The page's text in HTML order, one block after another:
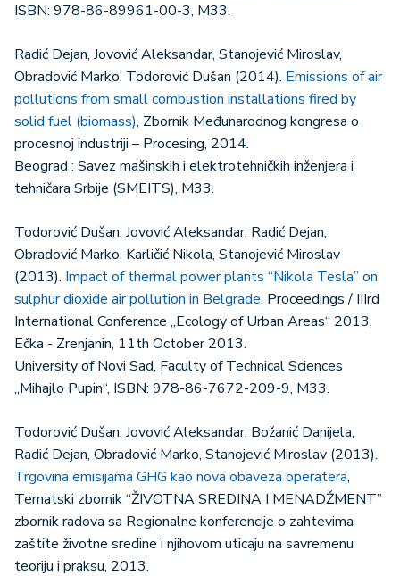
ISBN: 978-86-89961-00-3, M33.
Radić Dejan, Jovović Aleksandar, Stanojević Miroslav,
Obradović Marko, Todorović Dušan (2014). Emissions of air
pollutions from small combustion installations fired by
solid fuel (biomass), Zbornik Međunarodnog kongresa o
procesnoj industriji – Procesing, 2014.
Beograd : Savez mašinskih i elektrotehničkih inženjera i
tehničara Srbije (SMEITS), M33.
Todorović Dušan, Jovović Aleksandar, Radić Dejan,
Obradović Marko, Karličić Nikola, Stanojević Miroslav
(2013). Impact of thermal power plants “Nikola Tesla” on
sulphur dioxide air pollution in Belgrade, Proceedings / IIIrd
International Conference „Ecology of Urban Areas“ 2013,
Ečka - Zrenjanin, 11th October 2013.
University of Novi Sad, Faculty of Technical Sciences
„Mihajlo Pupin“, ISBN: 978-86-7672-209-9, M33.
Todorović Dušan, Jovović Aleksandar, Božanić Danijela,
Radić Dejan, Obradović Marko, Stanojević Miroslav (2013).
Trgovina emisijama GHG kao nova obaveza operatera,
Tematski zbornik “ŽIVOTNA SREDINA I MENADŽMENT”
zbornik radova sa Regionalne konferencije o zahtevima
zaštite životne sredine i njihovom uticaju na savremenu
teoriju i praksu, 2013.